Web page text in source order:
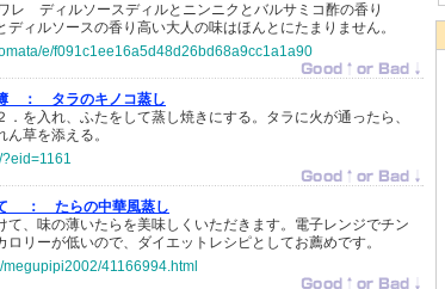
レ ディルソースディルとニンニクとバルサミコ酢の香り
ィルソースの香り高い大人の味はほんとにたまりません。
e/f091c1ee16a5d48d26bd68a9cc1a1a90
：
タラのキノコ蒸し
．を入れ、ふたをして蒸し焼きにする。タラに火が通ったら、
草を添える。
：
たらの中華風蒸し
て、味の薄いたらを美味しくいただきます。電子レンジでチン
リーが低いので、ダイエットレシピとしてお薦めです。
41166994.html